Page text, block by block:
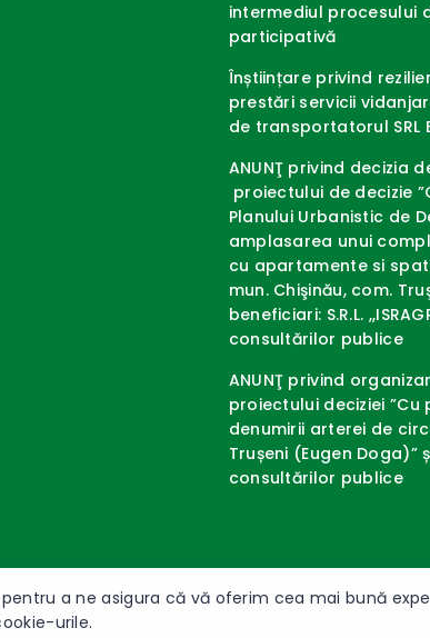
intermediul procesului
participativă
Înștiințare privind
prestări servicii
de transportatorul SRL
ANUNŢ privind decizia
proiectului de decizie
Planului Urbanistic de
amplasarea unui
cu apartamente si
mun. Chişinău, com.
beneficiari: S.R.L.
consultărilor publice
ANUNŢ privind
proiectului deciziei
denumirii arterei de
Trușeni (Eugen Doga)”
consultărilor publice
drepturile rezervate.
a ne asigura că vă oferim cea mai bună
urile.